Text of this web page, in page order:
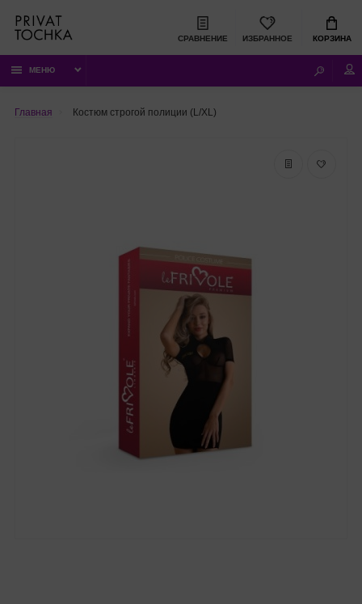
СРАВНЕНИЕ ИЗБРАННОЕ КОРЗИНА
МЕНЮ
Главная Костюм строгой полиции (L/XL)